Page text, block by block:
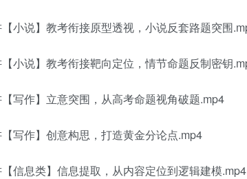
说】教考衔接原型透视，小说反套路题突围
说】教考衔接靶向定位，情节命题反制密钥
作】立意突围，从高考命题视角破题.mp4
作】创意构思，打造黄金分论点.mp4
息类】信息提取，从内容定位到逻辑建模.mp4